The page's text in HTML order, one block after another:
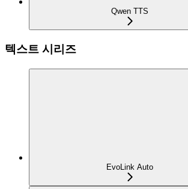
Qwen TTS
텍스트 시리즈
EvoLink Auto